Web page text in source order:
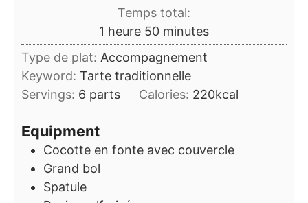
Temps total:
1 heure
heure 50minutes
minutes
Type de plat: Accompagnement
Keyword: Tarte traditionnelle
Servings: 6 parts Calories: 220kcal
Equipment
Cocotte en fonte avec couvercle
Grand bol
Spatule